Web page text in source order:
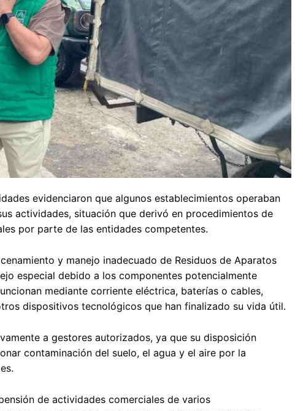
evidenciaron que algunos establecimientos operaban
actividades, situación que derivó en procedimientos de
por parte de las entidades competentes.
y manejo inadecuado de Residuos de Aparatos
especial debido a los componentes potencialmente
mediante corriente eléctrica, baterías o cables,
dispositivos tecnológicos que han finalizado su vida útil.
a gestores autorizados, ya que su disposición
contaminación del suelo, el agua y el aire por la
de actividades comerciales de varios